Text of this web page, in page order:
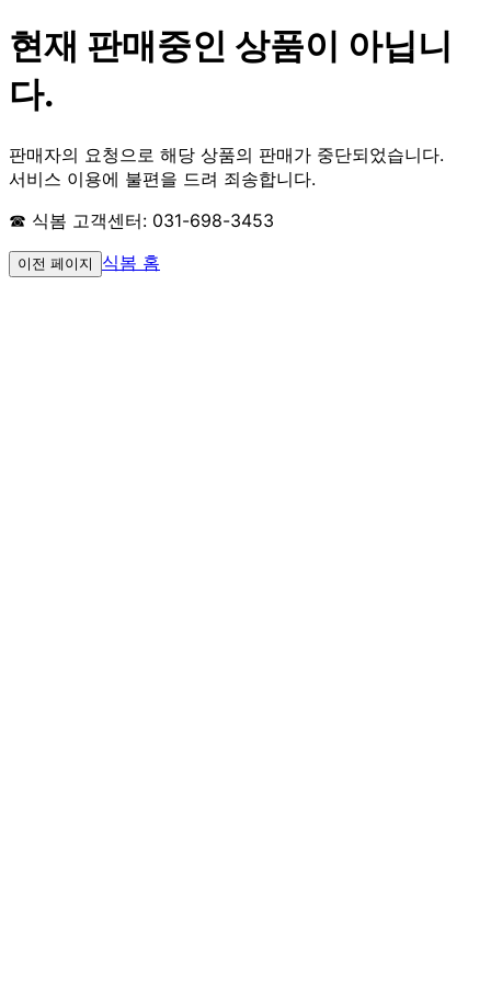
현재 판매중인 상품이 아닙니
다.
판매자의 요청으로 해당 상품의 판매가 중단되었습니다.
서비스 이용에 불편을 드려 죄송합니다.
☎ 식봄 고객센터: 031-698-3453
이전 페이지 식봄 홈